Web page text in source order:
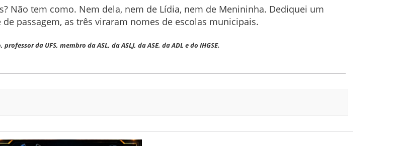
Não tem como. Nem dela, nem de Lídia, nem de Menininha. Dediquei um
passagem, as três viraram nomes de escolas municipais.
da UFS, membro da ASL, da ASLJ, da ASE, da ADL e do IHGSE.